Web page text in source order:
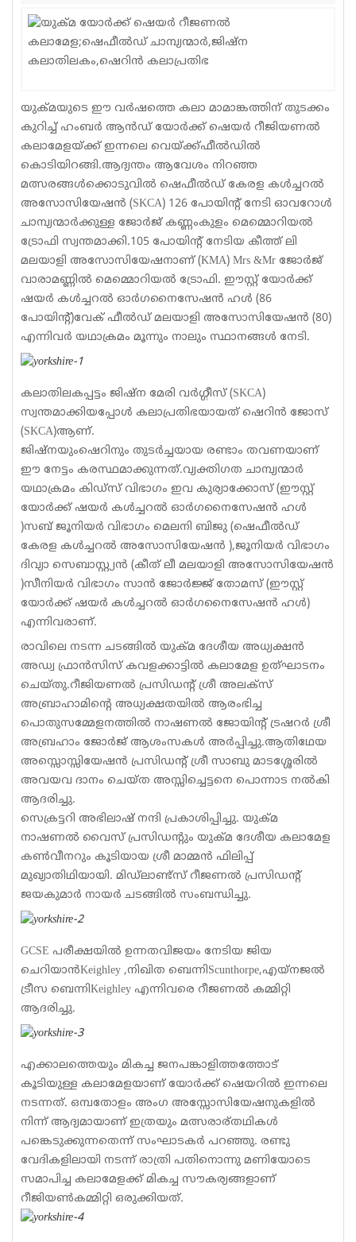
Sports
Law
Gallery
യുക്മയുടെ ഈ വര്‍ഷത്തെ കലാ മാമാങ്കത്തിന് തുടക്കം
കുറിച്ച് ഹംബര്‍ ആന്‍ഡ് യോര്‍ക്ക് ഷെയര്‍ റീജിയണല്‍
കലാമേളയ്ക്ക് ഇന്നലെ വെയ്ക്ക്ഫീല്‍ഡില്‍
കൊടിയിറങ്ങി.ആദ്യന്തം ആവേശം നിറഞ്ഞ
മത്സരങ്ങള്‍ക്കൊടുവില്‍ ഷെഫീല്‍ഡ് കേരള കള്‍ച്ചറല്‍
അസോസിയേഷന്‍ (SKCA) 126 പോയിന്റ് നേടി ഓവറോള്‍
ചാമ്പ്യന്മാര്‍ക്കുള്ള ജോര്‍ജ് കണ്ണംകുളം മെമ്മൊറിയല്‍
ട്രോഫി സ്വന്തമാക്കി.105 പോയിന്റ് നേടിയ കീത്ത് ലി
മലയാളി അസോസിയേഷനാണ് (KMA) Mrs &Mr ജോര്‍ജ്
വാരാമണ്ണില്‍ മെമ്മൊറിയല്‍ ട്രോഫി. ഈസ്റ്റ് യോര്‍ക്ക്
ഷയര്‍ കള്‍ച്ചറല്‍ ഓര്‍ഗനൈസേഷന്‍ ഹള്‍ (86
പോയിന്റ്)വേക് ഫീല്‍ഡ് മലയാളി അസോസിയേഷന്‍ (80)
എന്നിവര്‍ യഥാക്രമം മൂന്നും നാലും സ്ഥാനങ്ങള്‍ നേടി.
കലാതിലകപ്പട്ടം ജിഷ്‌ന മേരി വര്‍ഗ്ഗീസ് (SKCA)
സ്വന്തമാക്കിയപ്പോള്‍ കലാപ്രതിഭയായത് ഷെറിന്‍ ജോസ്
(SKCA)ആണ്.
ജിഷ്‌നയുംഷെറിനും തുടര്‍ച്ചയായ രണ്ടാം തവണയാണ്
ഈ നേട്ടം കരസ്ഥമാക്കുന്നത്.വ്യക്തിഗത ചാമ്പ്യന്മാര്‍
യഥാക്രമം കിഡ്‌സ് വിഭാഗം ഇവ കുര്യാക്കോസ് (ഈസ്റ്റ്
യോര്‍ക്ക് ഷയര്‍ കള്‍ച്ചറല്‍ ഓര്‍ഗനൈസേഷന്‍ ഹള്‍
)സബ് ജൂനിയര്‍ വിഭാഗം മെലനി ബിജു (ഷെഫീല്‍ഡ്
കേരള കള്‍ച്ചറല്‍ അസോസിയേഷന്‍ ),ജൂനിയര്‍ വിഭാഗം
ദിവ്യാ സെബാസ്റ്റ്യന്‍ (കീത് ലീ മലയാളി അസോസിയേഷന്‍
)സീനിയര്‍ വിഭാഗം സാന്‍ ജോര്‍ജ്ജ് തോമസ് (ഈസ്റ്റ്
യോര്‍ക്ക് ഷയര്‍ കള്‍ച്ചറല്‍ ഓര്‍ഗനൈസേഷന്‍ ഹള്‍)
എന്നിവരാണ്.
രാവിലെ നടന്ന ചടങ്ങില്‍ യുക്മ ദേശീയ അധ്യക്ഷന്‍
അഡ്വ ഫ്രാന്‍സിസ് കവളക്കാട്ടില്‍ കലാമേള ഉത്ഘാടനം
ചെയ്തു.റീജിയണല്‍ പ്രസിഡന്റ് ശ്രീ അലക്‌സ്
അബ്രാഹാമിന്റെ അധ്യക്ഷതയില്‍ ആരംഭിച്ച
പൊതുസമ്മേളനത്തില്‍ നാഷണല്‍ ജോയിന്റ് ട്രഷറര്‍ ശ്രീ
അബ്രഹാം ജോര്‍ജ് ആശംസകള്‍ അര്‍പ്പിച്ചു.ആതിഥേയ
അസ്സൊസ്സിയേഷന്‍ പ്രസിഡന്റ് ശ്രീ സാബു മാടശ്ശേരില്‍
അവയവ ദാനം ചെയ്ത അസ്സിച്ചെട്ടനെ പൊന്നാട നല്‍കി
ആദരിച്ചു.
സെക്രട്ടറി അഭിലാഷ് നന്ദി പ്രകാശിപ്പിച്ചു. യുക്മ
നാഷണല്‍ വൈസ് പ്രസിഡന്റും യുക്മ ദേശീയ കലാമേള
കണ്‍വീനറും കൂടിയായ ശ്രീ മാമ്മന്‍ ഫിലിപ്പ്
മുഖ്യാതിഥിയായി. മിഡ്‌ലാണ്ട്‌സ് റീജണല്‍ പ്രസിഡന്റ്
ജയകുമാര്‍ നായര്‍ ചടങ്ങില്‍ സംബന്ധിച്ചു.
GCSE പരീക്ഷയില്‍ ഉന്നതവിജയം നേടിയ ജിയ
ചെറിയാന്‍Keighley ,നിഖിത ബെന്നിScunthorpe,എയ്‌നജല്‍
ട്രീസ ബെന്നിKeighley എന്നിവരെ റീജണല്‍ കമ്മിറ്റി
ആദരിച്ചു.
എക്കാലത്തെയും മികച്ച ജനപങ്കാളിത്തത്തോട്
കൂടിയുള്ള കലാമേളയാണ് യോര്‍ക്ക് ഷെയറില്‍ ഇന്നലെ
നടന്നത്. ഒമ്പതോളം അംഗ അസ്സോസിയേഷനുകളില്‍
നിന്ന് ആദ്യമായാണ് ഇത്രയും മത്സരാര്തഥികള്‍
പങ്കെടുക്കുന്നതെന്ന് സംഘാടകര്‍ പറഞ്ഞു. രണ്ടു
വേദികളിലായി നടന്ന് രാത്രി പതിനൊന്നു മണിയോടെ
സമാപിച്ച കലാമേളക്ക് മികച്ച സൗകര്യങ്ങളാണ്
റീജിയണ്‍കമ്മിറ്റി ഒരുക്കിയത്.